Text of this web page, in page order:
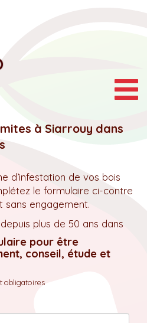
à Siarrouy dans
d’infestation de vos bois
le formulaire ci-contre
sans engagement.
plus de 50 ans dans
pour être
conseil, étude et
obligatoires